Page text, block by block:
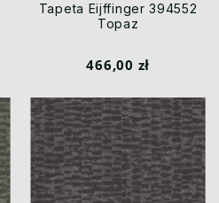
Tapeta Eijffinger 394552
Topaz
466,00 zł